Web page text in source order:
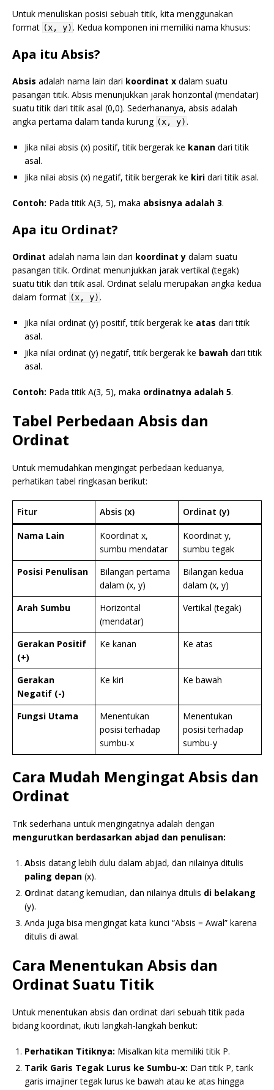
Untuk menuliskan posisi sebuah titik, kita menggunakan
format (x, y). Kedua komponen ini memiliki nama khusus:
Apa itu Absis?
Absis adalah nama lain dari koordinat x dalam suatu
pasangan titik. Absis menunjukkan jarak horizontal (mendatar)
suatu titik dari titik asal (0,0). Sederhananya, absis adalah
angka pertama dalam tanda kurung (x, y).
Jika nilai absis (x) positif, titik bergerak ke kanan dari titik
asal.
Jika nilai absis (x) negatif, titik bergerak ke kiri dari titik asal.
Contoh: Pada titik A(3, 5), maka absisnya adalah 3.
Apa itu Ordinat?
Ordinat adalah nama lain dari koordinat y dalam suatu
pasangan titik. Ordinat menunjukkan jarak vertikal (tegak)
suatu titik dari titik asal. Ordinat selalu merupakan angka kedua
dalam format (x, y).
Jika nilai ordinat (y) positif, titik bergerak ke atas dari titik
asal.
Jika nilai ordinat (y) negatif, titik bergerak ke bawah dari titik
asal.
Contoh: Pada titik A(3, 5), maka ordinatnya adalah 5.
Tabel Perbedaan Absis dan
Ordinat
Untuk memudahkan mengingat perbedaan keduanya,
perhatikan tabel ringkasan berikut:
Fitur Absis (x) Ordinat (y)
Nama Lain
Koordinat x,
sumbu mendatar
Koordinat y,
sumbu tegak
Posisi Penulisan
Bilangan pertama
dalam (x, y)
Bilangan kedua
dalam (x, y)
Arah Sumbu
Horizontal
(mendatar)
Vertikal (tegak)
Gerakan Positif
(+)
Ke kanan Ke atas
Gerakan
Negatif (-)
Ke kiri Ke bawah
Fungsi Utama
Menentukan
posisi terhadap
sumbu-x
Menentukan
posisi terhadap
sumbu-y
Cara Mudah Mengingat Absis dan
Ordinat
Trik sederhana untuk mengingatnya adalah dengan
mengurutkan berdasarkan abjad dan penulisan:
Absis datang lebih dulu dalam abjad, dan nilainya ditulis
paling depan (x).
Ordinat datang kemudian, dan nilainya ditulis di belakang
(y).
Anda juga bisa mengingat kata kunci “Absis = Awal” karena
ditulis di awal.
Cara Menentukan Absis dan
Ordinat Suatu Titik
Untuk menentukan absis dan ordinat dari sebuah titik pada
bidang koordinat, ikuti langkah-langkah berikut:
Perhatikan Titiknya: Misalkan kita memiliki titik P.
Tarik Garis Tegak Lurus ke Sumbu-x: Dari titik P, tarik
garis imajiner tegak lurus ke bawah atau ke atas hingga